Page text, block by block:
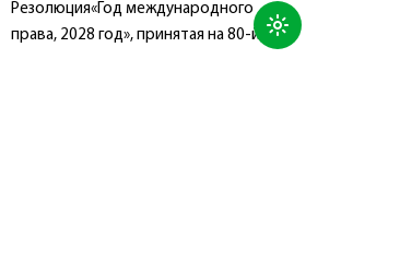
Резолюция«Год международного
права, 2028 год», принятая на 80-й